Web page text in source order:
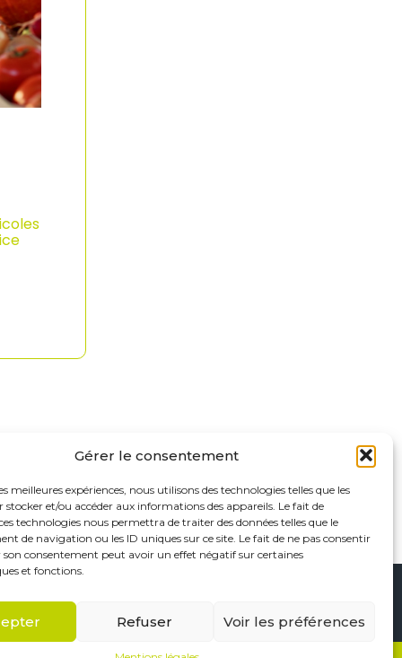
Gérer le consentement
meilleures expériences, nous utilisons des technologies telles que les
stocker et/ou accéder aux informations des appareils. Le fait de
technologies nous permettra de traiter des données telles que le
de navigation ou les ID uniques sur ce site. Le fait de ne pas consentir
son consentement peut avoir un effet négatif sur certaines
et fonctions.
Refuser Voir les préférences
Footer
Principale
Saint-Maur-des-Fossés